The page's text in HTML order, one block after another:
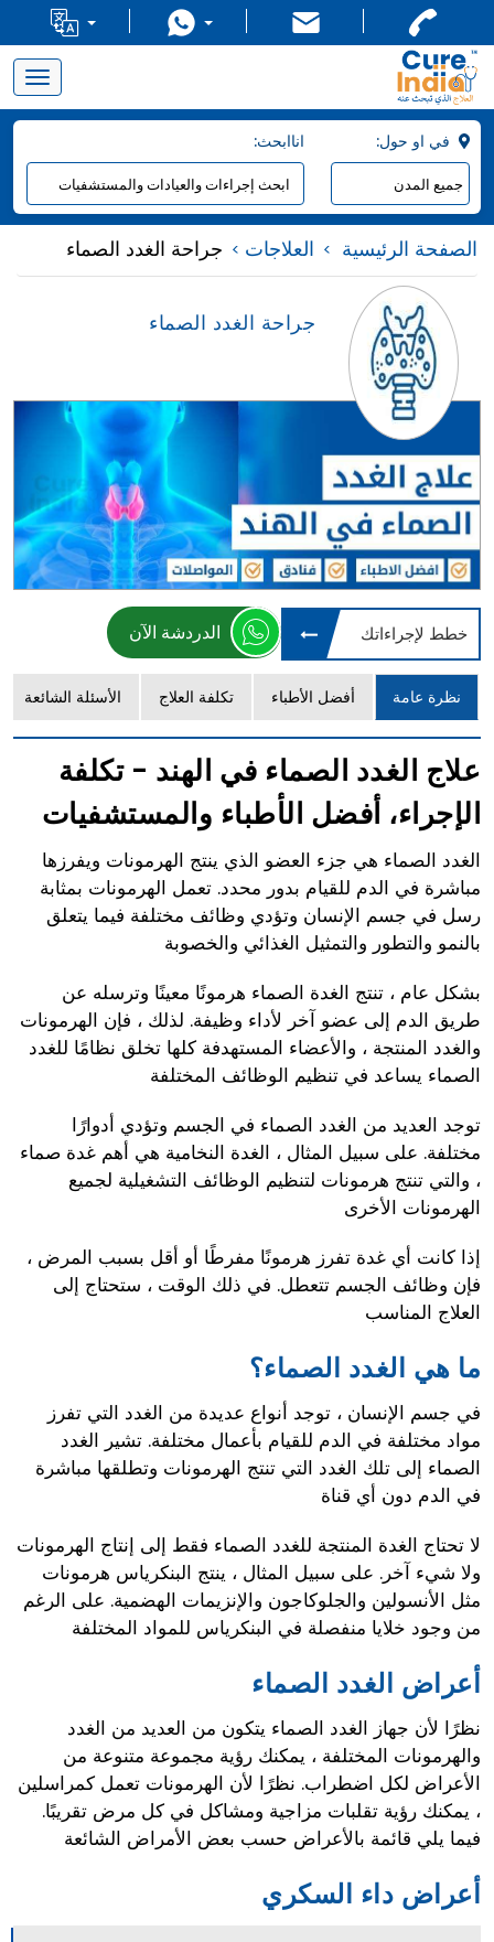
Toggle
navigation
:اناابحث
الصفحة الرئيسية العلاجات جراحة الغدد الصماء
جراحة الغدد الصماء
خطط لإجراءاتك الدردشة الآن
نظرة عامة أفضل الأطباء تكلفة العلاج الأسئلة الشائعة
علاج الغدد الصماء في الهند - تكلفة
الإجراء، أفضل الأطباء والمستشفيات
الغدد الصماء هي جزء العضو الذي ينتج الهرمونات ويفرزها
مباشرة في الدم للقيام بدور محدد. تعمل الهرمونات بمثابة
رسل في جسم الإنسان وتؤدي وظائف مختلفة فيما يتعلق
بالنمو والتطور والتمثيل الغذائي والخصوبة
بشكل عام ، تنتج الغدة الصماء هرمونًا معينًا وترسله عن
طريق الدم إلى عضو آخر لأداء وظيفة. لذلك ، فإن الهرمونات
والغدد المنتجة ، والأعضاء المستهدفة كلها تخلق نظامًا للغدد
الصماء يساعد في تنظيم الوظائف المختلفة
توجد العديد من الغدد الصماء في الجسم وتؤدي أدوارًا
مختلفة. على سبيل المثال ، الغدة النخامية هي أهم غدة صماء
، والتي تنتج هرمونات لتنظيم الوظائف التشغيلية لجميع
الهرمونات الأخرى
إذا كانت أي غدة تفرز هرمونًا مفرطًا أو أقل بسبب المرض ،
فإن وظائف الجسم تتعطل. في ذلك الوقت ، ستحتاج إلى
العلاج المناسب
ما هي الغدد الصماء؟
في جسم الإنسان ، توجد أنواع عديدة من الغدد التي تفرز
مواد مختلفة في الدم للقيام بأعمال مختلفة. تشير الغدد
الصماء إلى تلك الغدد التي تنتج الهرمونات وتطلقها مباشرة
في الدم دون أي قناة
لا تحتاج الغدة المنتجة للغدد الصماء فقط إلى إنتاج الهرمونات
ولا شيء آخر. على سبيل المثال ، ينتج البنكرياس هرمونات
مثل الأنسولين والجلوكاجون والإنزيمات الهضمية. على الرغم
من وجود خلايا منفصلة في البنكرياس للمواد المختلفة
أعراض الغدد الصماء
نظرًا لأن جهاز الغدد الصماء يتكون من العديد من الغدد
والهرمونات المختلفة ، يمكنك رؤية مجموعة متنوعة من
الأعراض لكل اضطراب. نظرًا لأن الهرمونات تعمل كمراسلين
، يمكنك رؤية تقلبات مزاجية ومشاكل في كل مرض تقريبًا.
فيما يلي قائمة بالأعراض حسب بعض الأمراض الشائعة
أعراض داء السكري